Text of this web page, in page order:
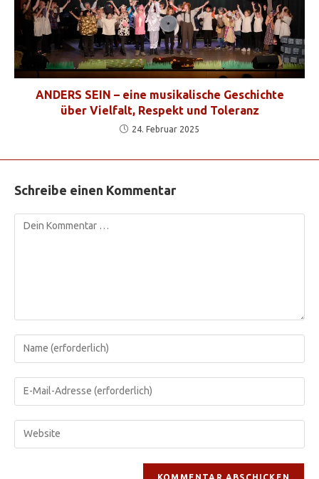
ANDERS SEIN – eine musikalische Geschichte
über Vielfalt, Respekt und Toleranz
24. Februar 2025
Schreibe einen Kommentar